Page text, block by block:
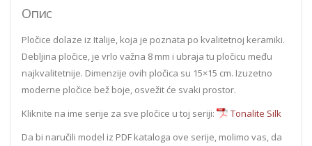
Опис
Pločice dolaze iz Italije, koja je poznata po kvalitetnoj keramiki.
Debljina pločice, je vrlo važna 8 mm i ubraja tu pločicu među
najkvalitetnije. Dimenzije ovih pločica su 15×15 cm. Izuzetno
moderne pločice bež boje, osvežit će svaki prostor.
Kliknite na ime serije za sve pločice u toj seriji:
Tonalite Silk
Da bi naručili model iz PDF kataloga ove serije, molimo vas, da